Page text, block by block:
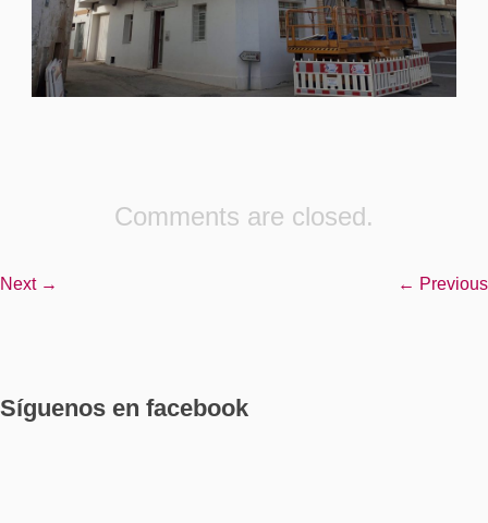
Comments are closed.
← Previous
Next →
Síguenos en facebook